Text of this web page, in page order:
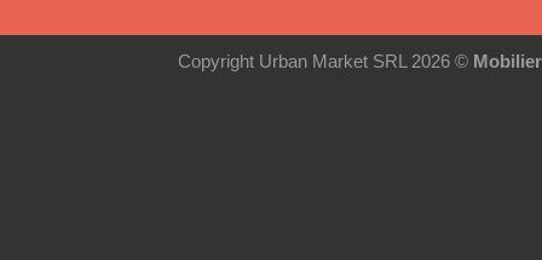
Copyright Urban Market SRL 2026 ©